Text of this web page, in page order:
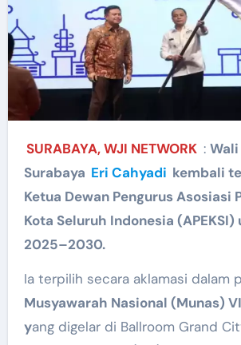
SURABAYA, WJI NETWORK : Wali
Surabaya Eri Cahyadi kembali
Ketua Dewan Pengurus Asosiasi
Kota Seluruh Indonesia
2025–2030.
Ia terpilih secara aklamasi dalam
Musyawarah Nasional (Munas)
yang digelar di Ballroom Grand